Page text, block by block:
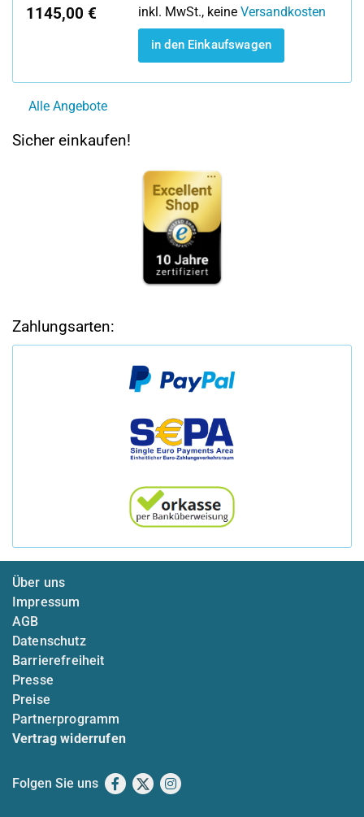
1145,00 € inkl. MwSt., keine Versandkosten
in den Einkaufswagen
Alle Angebote
Sicher einkaufen!
Zahlungsarten:
Über uns
Impressum
AGB
Datenschutz
Barrierefreiheit
Presse
Preise
Partnerprogramm
Vertrag widerrufen
Folgen Sie uns Facebook
X Instagram